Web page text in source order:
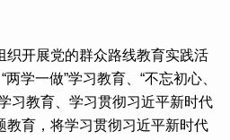
开展党的群众路线教育实践活
学一做”学习教育、“不忘初心、
习教育、学习贯彻习近平新时代
教育，将学习贯彻习近平新时代